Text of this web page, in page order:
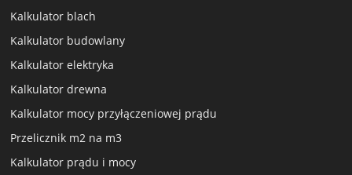
Kalkulator blach
Kalkulator budowlany
Kalkulator elektryka
Kalkulator drewna
Kalkulator mocy przyłączeniowej prądu
Przelicznik m2 na m3
Kalkulator prądu i mocy